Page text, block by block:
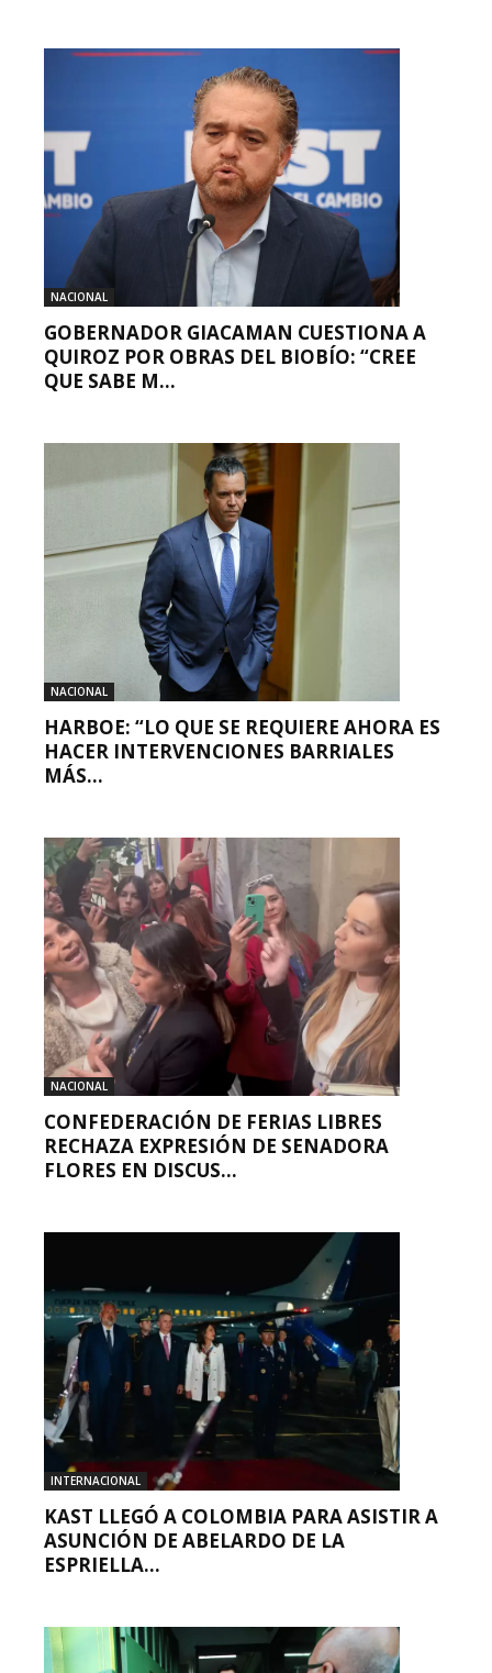
NACIONAL
GOBERNADOR GIACAMAN CUESTIONA A
QUIROZ POR OBRAS DEL BIOBÍO: “CREE
QUE SABE M...
NACIONAL
HARBOE: “LO QUE SE REQUIERE AHORA ES
HACER INTERVENCIONES BARRIALES
MÁS...
NACIONAL
CONFEDERACIÓN DE FERIAS LIBRES
RECHAZA EXPRESIÓN DE SENADORA
FLORES EN DISCUS...
INTERNACIONAL
KAST LLEGÓ A COLOMBIA PARA ASISTIR A
ASUNCIÓN DE ABELARDO DE LA
ESPRIELLA...